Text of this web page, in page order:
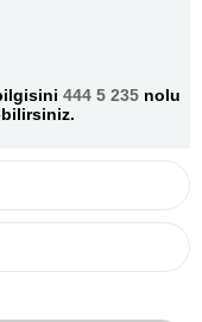
444 5 235 nolu